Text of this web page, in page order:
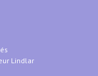
Lindlar